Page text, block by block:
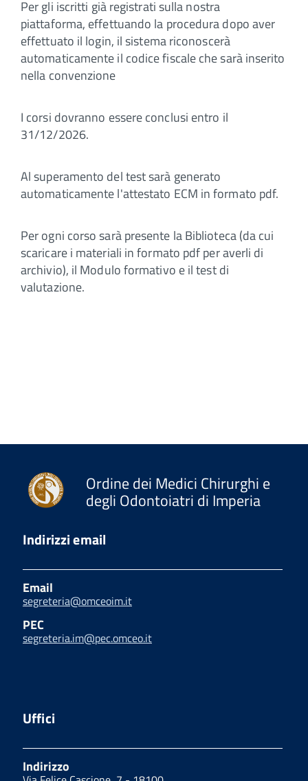
Per gli iscritti già registrati sulla nostra
piattaforma, effettuando la procedura dopo aver
effettuato il login, il sistema riconoscerà
automaticamente il codice fiscale che sarà inserito
nella convenzione
I corsi dovranno essere conclusi entro il
31/12/2026.
Al superamento del test sarà generato
automaticamente l'attestato ECM in formato pdf.
Per ogni corso sarà presente la Biblioteca (da cui
scaricare i materiali in formato pdf per averli di
archivio), il Modulo formativo e il test di
valutazione.
Ordine dei Medici Chirurghi e
degli Odontoiatri di Imperia
Indirizzi email
Email
segreteria@omceoim.it
PEC
segreteria.im@pec.omceo.it
Uffici
Indirizzo